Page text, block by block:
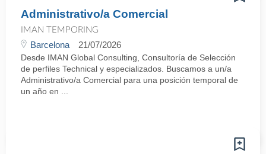
Administrativo/a Comercial
IMAN TEMPORING
Barcelona 21/07/2026
Desde IMAN Global Consulting, Consultoría de Selección
de perfiles Technical y especializados. Buscamos a un/a
Administrativo/a Comercial para una posición temporal de
un año en ...